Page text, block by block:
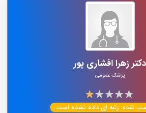
دکتر زهرا افشاری پور
پزشک عمومی
شده: رتبه ای داده نشده است.